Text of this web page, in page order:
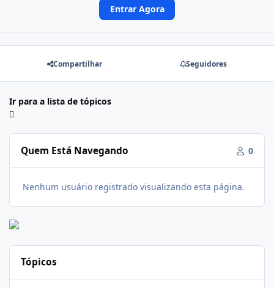
Entrar Agora
Compartilhar Seguidores
Ir para a lista de tópicos
Quem Está Navegando 0
Nenhum usuário registrado visualizando esta página.
Tópicos